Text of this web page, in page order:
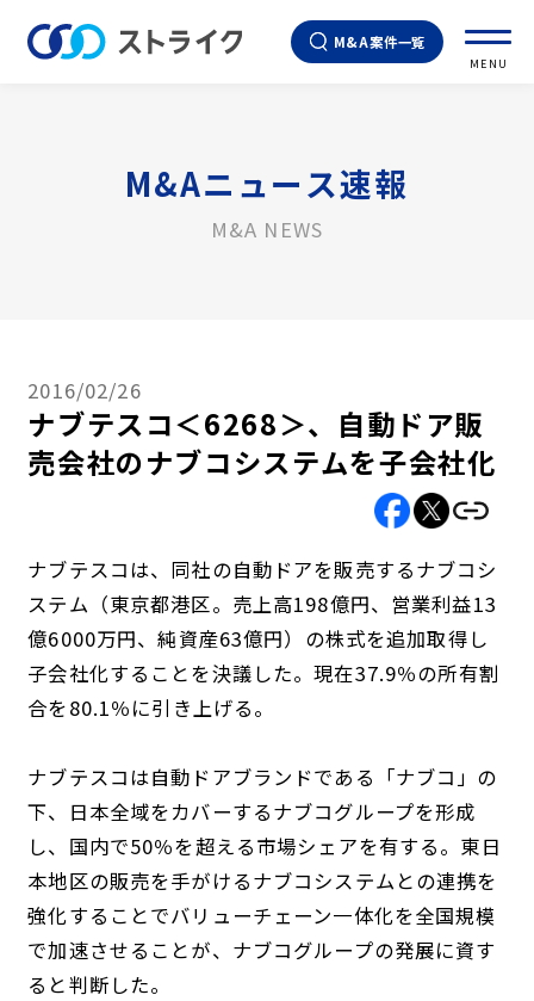
M&A案件一覧
MENU
M&Aニュース速報
M&A NEWS
2016/02/26
ナブテスコ＜6268＞、自動ドア販
売会社のナブコシステムを子会社化
ナブテスコは、同社の自動ドアを販売するナブコシ
ステム（東京都港区。売上高198億円、営業利益13
億6000万円、純資産63億円）の株式を追加取得し
子会社化することを決議した。現在37.9％の所有割
合を80.1％に引き上げる。
ナブテスコは自動ドアブランドである「ナブコ」の
下、日本全域をカバーするナブコグループを形成
し、国内で50％を超える市場シェアを有する。東日
本地区の販売を手がけるナブコシステムとの連携を
強化することでバリューチェーン一体化を全国規模
で加速させることが、ナブコグループの発展に資す
ると判断した。